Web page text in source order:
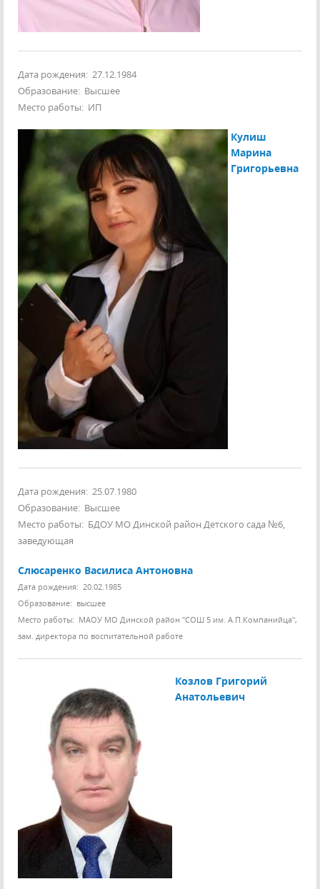
Дата рождения: 27.12.1984
Образование: Высшее
Место работы: ИП
Кулиш
Марина
Григорьевна
Дата рождения: 25.07.1980
Образование: Высшее
Место работы: БДОУ МО Динской район Детского сада №6,
заведующая
Слюсаренко Василиса Антоновна
Дата рождения: 20.02.1985
Образование: высшее
Место работы: МАОУ МО Динской район "СОШ 5 им. А.П.Компанийца",
зам. директора по воспитательной работе
Козлов Григорий
Анатольевич